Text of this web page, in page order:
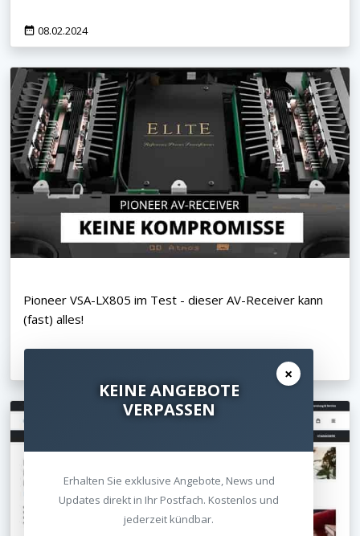
08.02.2024
Pioneer VSA-LX805 im Test - dieser AV-Receiver kann
(fast) alles!
×
KEINE ANGEBOTE
VERPASSEN
Erhalten Sie exklusive Angebote, News und
Updates direkt in Ihr Postfach. Kostenlos und
jederzeit kündbar.